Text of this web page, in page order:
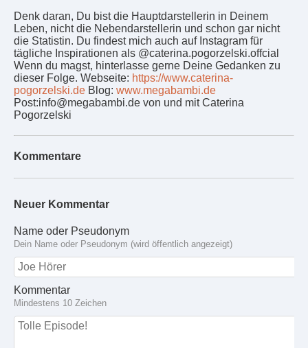
Denk daran, Du bist die Hauptdarstellerin in Deinem
Leben, nicht die Nebendarstellerin und schon gar nicht
die Statistin. Du findest mich auch auf Instagram für
tägliche Inspirationen als @caterina.pogorzelski.offcial
Wenn du magst, hinterlasse gerne Deine Gedanken zu
dieser Folge. Webseite: https://www.caterina-
pogorzelski.de Blog: www.megabambi.de
Post:info@megabambi.de von und mit Caterina
Pogorzelski
Kommentare
Neuer Kommentar
Name oder Pseudonym
Dein Name oder Pseudonym (wird öffentlich angezeigt)
Kommentar
Mindestens 10 Zeichen